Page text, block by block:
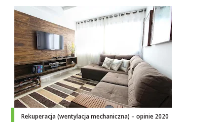
Rekuperacja (wentylacja mechaniczna) – opinie 2020